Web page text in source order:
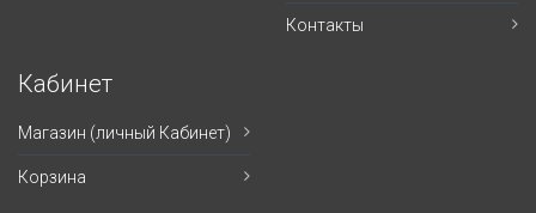
Контакты
Кабинет
Магазин (личный Кабинет)
Корзина